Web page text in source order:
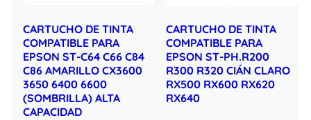
CARTUCHO DE TINTA
COMPATIBLE PARA
EPSON ST-C64 C66 C84
C86 AMARILLO CX3600
3650 6400 6600
(SOMBRILLA) ALTA
CAPACIDAD
CARTUCHO DE TINTA
COMPATIBLE PARA
EPSON ST-PH.R200
R300 R320 CIÁN CLARO
RX500 RX600 RX620
RX640